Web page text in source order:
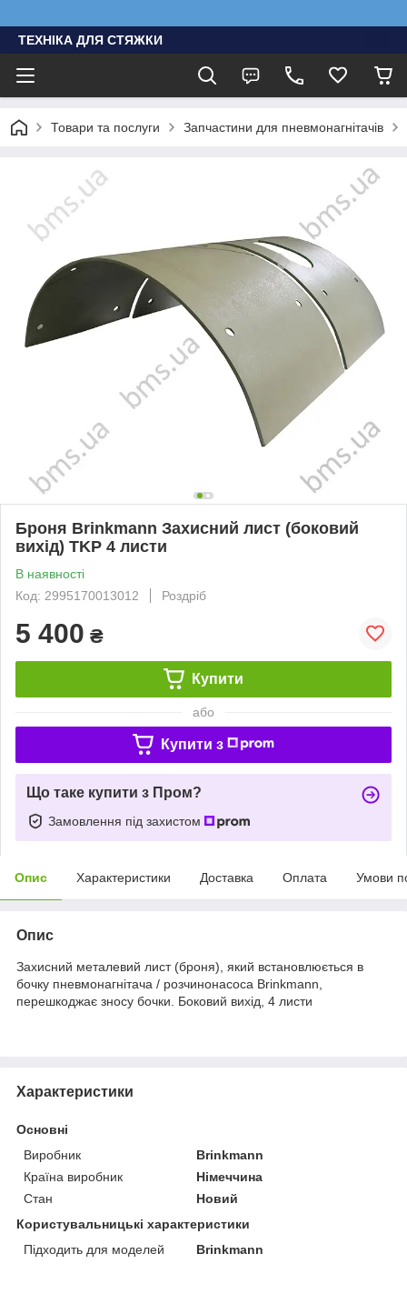
ТЕХНІКА ДЛЯ СТЯЖКИ
Товари та послуги Запчастини для пневмонагнітачів
Броня Brinkmann Захисний лист (боковий
вихід) TKP 4 листи
В наявності
Код: 2995170013012
Роздріб
5 400 ₴
Купити
або
Купити з
Що таке купити з Пром?
Замовлення під захистом
Опис Характеристики Доставка Оплата Умови
Опис
Захисний металевий лист (броня), який встановлюється в
бочку пневмонагнітача / розчинонасоса Brinkmann,
перешкоджає зносу бочки. Боковий вихід, 4 листи
Характеристики
Основні
Виробник
Brinkmann
Країна виробник
Німеччина
Стан
Новий
Користувальницькі характеристики
Підходить для моделей
Brinkmann